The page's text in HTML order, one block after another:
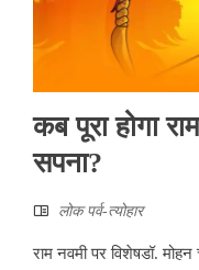
कब पूरा होगा
सपना?
लोक पर्व-त्योहार
राम नवमी पर विशेषडॉ. मोहन